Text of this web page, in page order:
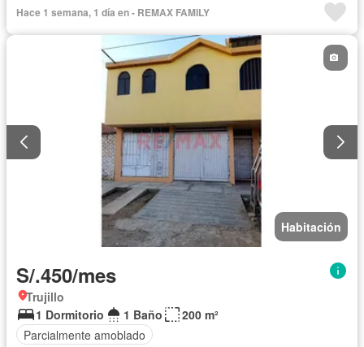
Hace 1 semana, 1 día en - REMAX FAMILY
Habitación
S/.450/mes
Trujillo
1 Dormitorio
1 Baño
200 m²
Parcialmente amoblado